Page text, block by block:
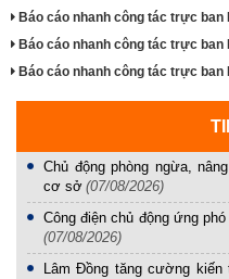
Báo cáo nhanh công tác trực ban
Báo cáo nhanh công tác trực ban
Báo cáo nhanh công tác trực ban
Chủ động phòng ngừa,
cơ sở (07/08/2026)
Công điện chủ động ứng
(07/08/2026)
Lâm Đồng tăng cường